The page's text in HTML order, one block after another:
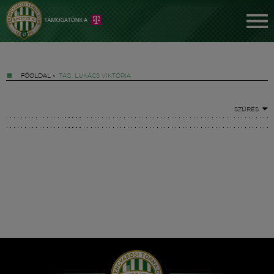
FŐOLDAL » TAG: LUKÁCS VIKTÓRIA
SZŰRÉS
Hírek